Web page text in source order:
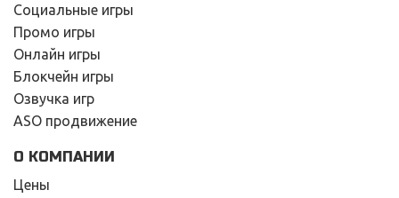
Социальные игры
Промо игры
Онлайн игры
Блокчейн игры
Озвучка игр
ASO продвижение
О КОМПАНИИ
Цены